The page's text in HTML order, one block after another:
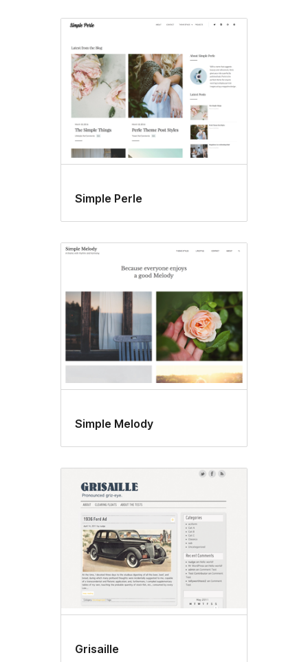
Simple Perle
Simple Melody
Grisaille